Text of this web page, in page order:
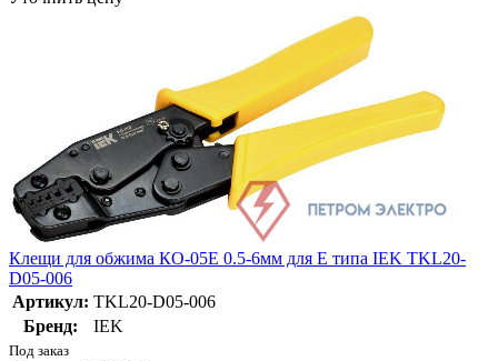
Клещи для обжима КО-05Е 0.5-6мм для Е типа IEK TKL20-
D05-006
Артикул: TKL20-D05-006
Бренд:
IEK
Под заказ